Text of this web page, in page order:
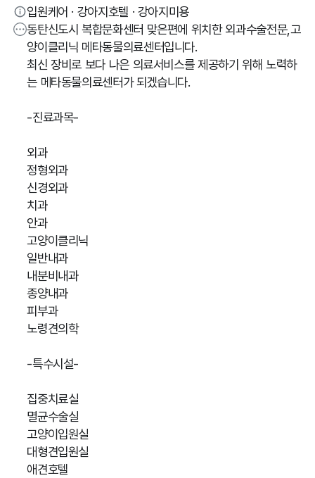
입원케어 · 강아지호텔 · 강아지미용
동탄신도시 복합문화센터 맞은편에 위치한 외과수술전문,고
양이클리닉 메타동물의료센터입니다.
최신 장비로 보다 나은 의료서비스를 제공하기 위해 노력하
는 메타동물의료센터가 되겠습니다.
-진료과목-
외과
정형외과
신경외과
치과
안과
고양이클리닉
일반내과
내분비내과
종양내과
피부과
노령견의학
-특수시설-
집중치료실
멸균수술실
고양이입원실
대형견입원실
애견호텔